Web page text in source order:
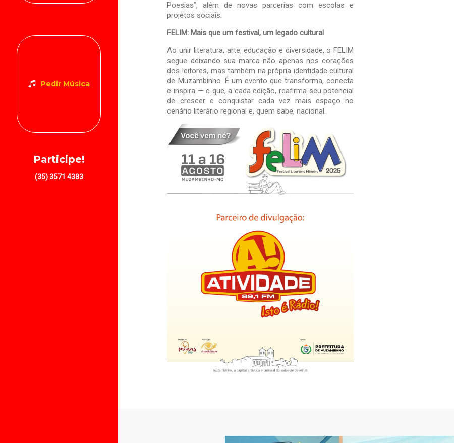
Pedir Música
Participe!
(35) 3571 4383
Poesias”, além de novas parcerias com escolas e
projetos sociais.
FELIM: Mais que um festival, um legado cultural
Ao unir literatura, arte, educação e diversidade, o FELIM
segue deixando sua marca não apenas nos corações
dos leitores, mas também na própria identidade cultural
de Muzambinho. É um evento que transforma, conecta
e inspira — e que, a cada edição, reafirma seu potencial
de crescer e conquistar cada vez mais espaço no
cenário literário regional e, quem sabe, nacional.